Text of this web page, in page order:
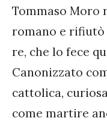
Tommaso Moro
romano e
re, che lo fece
Canonizzato
cattolica,
come martire